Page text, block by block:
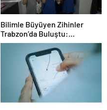
Bilimle Büyüyen Zihinler
Trabzon’da Buluştu:
STEAMFEST’te Bilim Rüzgârı
Esti!- Haber Şafak